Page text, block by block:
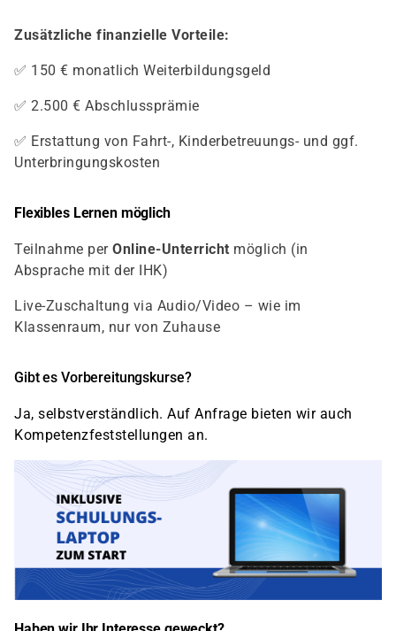
Zusätzliche finanzielle Vorteile:
✅ 150 € monatlich Weiterbildungsgeld
✅ 2.500 € Abschlussprämie
✅ Erstattung von Fahrt-, Kinderbetreuungs- und ggf.
Unterbringungskosten
Flexibles Lernen möglich
Teilnahme per Online-Unterricht möglich (in
Absprache mit der IHK)
Live-Zuschaltung via Audio/Video – wie im
Klassenraum, nur von Zuhause
Gibt es Vorbereitungskurse?
Ja, selbstverständlich. Auf Anfrage bieten wir auch
Kompetenzfeststellungen an.